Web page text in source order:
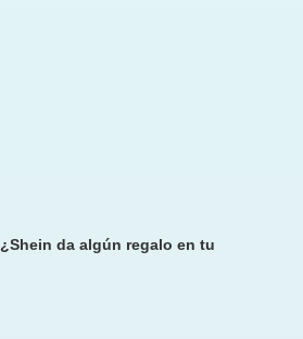
¿Shein da algún regalo en tu